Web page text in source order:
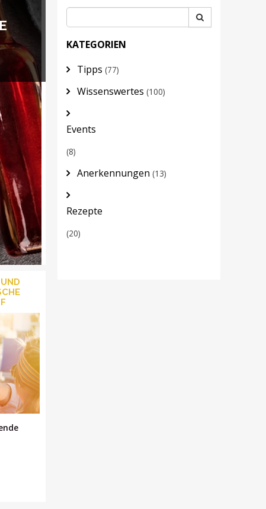
KATEGORIEN
Tipps (77)
Wissenswertes (100)
Events
(8)
Anerkennungen (13)
Rezepte
(20)